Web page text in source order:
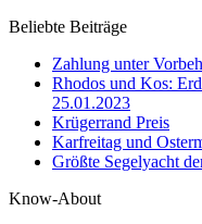
Beliebte Beiträge
Zahlung unter
Rhodos und Kos:
25.01.2023
Krügerrand Preis
Karfreitag und
Größte Segelyacht
Know-About